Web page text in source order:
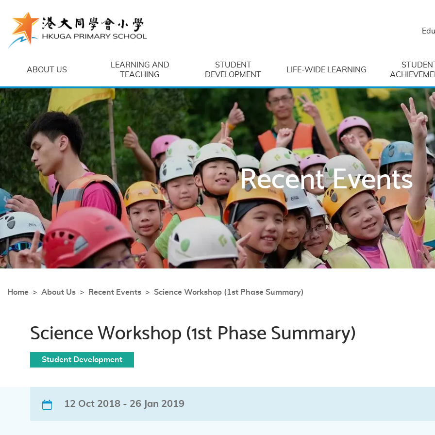
ABOUT US
LEARNING AND
TEACHING
STUDENT
DEVELOPMENT
LIFE-WIDE LEARNING
Recent Events
Home About Us Recent Events Science Workshop (1st Phase Summary)
Science Workshop (1st Phase Summary)
Student Development
12 Oct 2018 - 26 Jan 2019